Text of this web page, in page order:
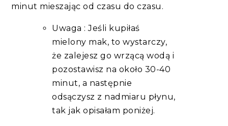
minut mieszając od czasu do czasu.
Uwaga : Jeśli kupiłaś
mielony mak, to wystarczy,
że zalejesz go wrzącą wodą i
pozostawisz na około 30-40
minut, a następnie
odsączysz z nadmiaru płynu,
tak jak opisałam poniżej.